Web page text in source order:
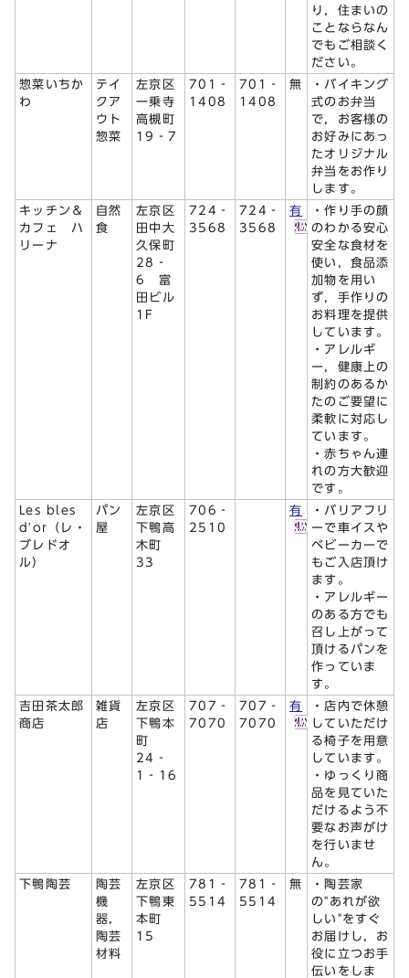
り，住まいの
ことならなん
でもご相談く
ださい。
惣菜いちか
わ
テイ
クア
ウト
惣菜
左京区
一乗寺
高槻町
19‐7
701‐
1408
701‐
1408
無
・バイキング
式のお弁当
で，お客様の
お好みにあっ
たオリジナル
弁当をお作り
します。
キッチン＆
カフェ ハ
リーナ
自然
食
左京区
田中大
久保町
28‐
6 富
田ビル
1F
724‐
3568
724‐
3568
有
・作り手の顔
のわかる安心
安全な食材を
使い，食品添
加物を用い
ず，手作りの
お料理を提供
しています。
・アレルギ
ー，健康上の
制約のあるか
たのご要望に
柔軟に対応し
ています。
・赤ちゃん連
れの方大歓迎
です。
Les bles
d'or（レ・
ブレドオ
ル）
パン
屋
左京区
下鴨高
木町
33
706‐
2510
有
・バリアフリ
ーで車イスや
ベビーカーで
もご入店頂け
ます。
・アレルギー
のある方でも
召し上がって
頂けるパンを
作っていま
す。
吉田茶太郎
商店
雑貨
店
左京区
下鴨本
町
24‐
1‐16
707‐
7070
707‐
7070
有
・店内で休憩
していただけ
る椅子を用意
しています。
・ゆっくり商
品を見ていた
だけるよう不
要なお声がけ
を行いませ
ん。
下鴨陶芸
陶芸
機
器，
陶芸
材料
左京区
下鴨東
本町
15
781‐
5514
781‐
5514
無
・陶芸家
の"あれが欲
しい"をすぐ
お届けし，お
役に立つお手
伝いをしま